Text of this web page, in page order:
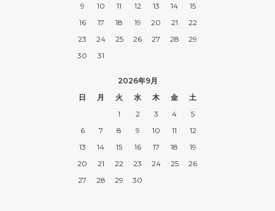
9
10 11 12 13 14
15
16
17 18 19 20 21
22
23
24 25 26 27 28
29
30
31
2026年9月
日
月 火 水 木 金
土
1
2 3 4
5
6
7 8 9 10 11
12
13
14 15 16 17 18
19
20
21 22 23 24 25
26
27
28 29 30